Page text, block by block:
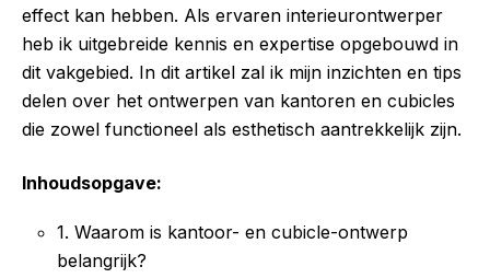
effect kan hebben. Als ervaren interieurontwerper
heb ik uitgebreide kennis en expertise opgebouwd in
dit vakgebied. In dit artikel zal ik mijn inzichten en tips
delen over het ontwerpen van kantoren en cubicles
die zowel functioneel als esthetisch aantrekkelijk zijn.
Inhoudsopgave:
1. Waarom is kantoor- en cubicle-ontwerp
belangrijk?